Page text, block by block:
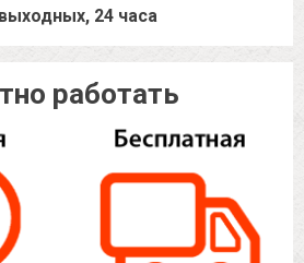
24 часа
работать